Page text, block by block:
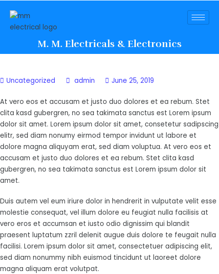
M. M. Electricals & Electronics
Uncategorized admin June 25, 2019
At vero eos et accusam et justo duo dolores et ea rebum. Stet
clita kasd gubergren, no sea takimata sanctus est Lorem ipsum
dolor sit amet. Lorem ipsum dolor sit amet, consetetur sadipscing
elitr, sed diam nonumy eirmod tempor invidunt ut labore et
dolore magna aliquyam erat, sed diam voluptua. At vero eos et
accusam et justo duo dolores et ea rebum. Stet clita kasd
gubergren, no sea takimata sanctus est Lorem ipsum dolor sit
amet.
Duis autem vel eum iriure dolor in hendrerit in vulputate velit esse
molestie consequat, vel illum dolore eu feugiat nulla facilisis at
vero eros et accumsan et iusto odio dignissim qui blandit
praesent luptatum zzril delenit augue duis dolore te feugait nulla
facilisi. Lorem ipsum dolor sit amet, consectetuer adipiscing elit,
sed diam nonummy nibh euismod tincidunt ut laoreet dolore
magna aliquam erat volutpat.